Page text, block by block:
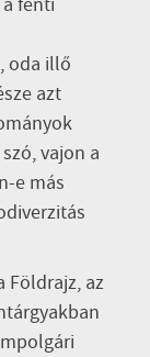
oda illő
azt
vajon a
e más
Földrajz, az